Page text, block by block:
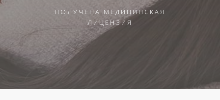
ПОЛУЧЕНА МЕДИЦИНСКАЯ
ЛИЦЕНЗИЯ